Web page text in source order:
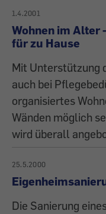
1.4.2001
Wohnen im Alter
für zu Hause
Mit Unterstützung
auch bei
organisiertes
Wänden möglich
wird überall
25.5.2000
Die Sanierung